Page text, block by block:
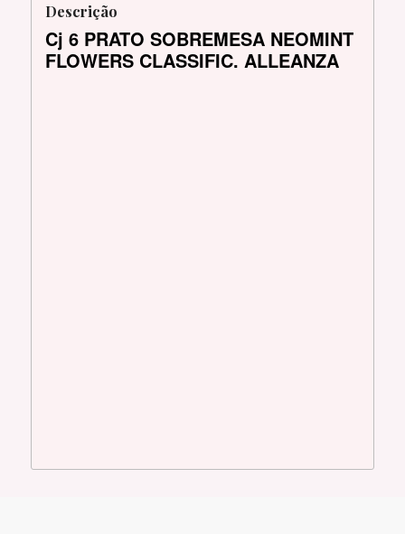
Descrição
Cj 6 PRATO SOBREMESA NEOMINT
FLOWERS CLASSIFIC. ALLEANZA